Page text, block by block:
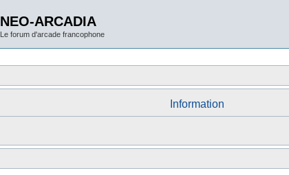
NEO-ARCADIA
Le forum d'arcade francophone
Information